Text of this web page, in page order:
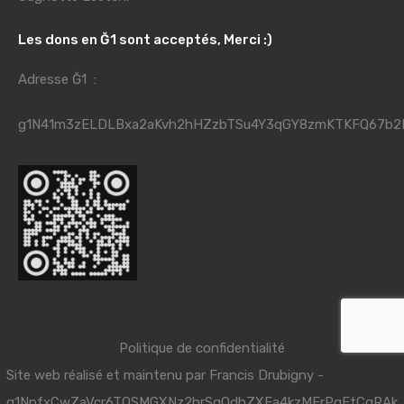
Les dons en Ğ1 sont acceptés, Merci :)
Adresse Ğ1 :
Politique de confidentialité
Site web réalisé et maintenu par Francis Drubigny -